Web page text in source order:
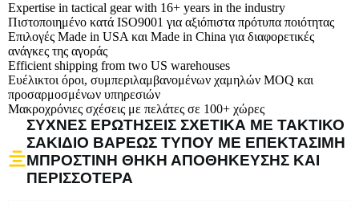
Expertise in tactical gear with 16+ years in the industry
Πιστοποιημένο κατά ISO9001 για αξιόπιστα πρότυπα ποιότητας
Επιλογές Made in USA και Made in China για διαφορετικές
ανάγκες της αγοράς
Efficient shipping from two US warehouses
Ευέλικτοι όροι, συμπεριλαμβανομένων χαμηλών MOQ και
προσαρμοσμένων υπηρεσιών
Μακροχρόνιες σχέσεις με πελάτες σε 100+ χώρες
ΣΥΧΝΈΣ ΕΡΩΤΉΣΕΙΣ ΣΧΕΤΙΚΆ ΜΕ ΤΑΚΤΙΚΌ
ΣΑΚΊΔΙΟ ΒΑΡΈΩΣ ΤΎΠΟΥ ΜΕ ΕΠΕΚΤΆΣΙΜΗ
ΜΠΡΟΣΤΙΝΉ ΘΉΚΗ ΑΠΟΘΉΚΕΥΣΗΣ ΚΑΙ
ΠΕΡΙΣΣΌΤΕΡΑ